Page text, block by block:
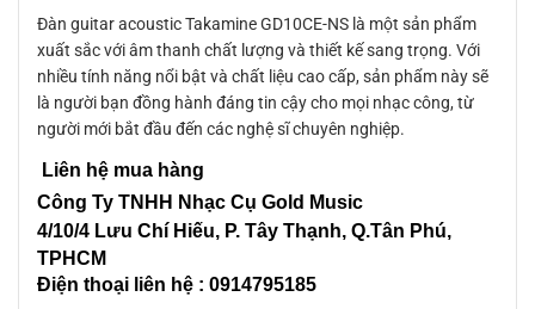
Đàn guitar acoustic Takamine GD10CE-NS là một sản phẩm
xuất sắc với âm thanh chất lượng và thiết kế sang trọng. Với
nhiều tính năng nổi bật và chất liệu cao cấp, sản phẩm này sẽ
là người bạn đồng hành đáng tin cậy cho mọi nhạc công, từ
người mới bắt đầu đến các nghệ sĩ chuyên nghiệp.
Liên hệ mua hàng
Công Ty TNHH Nhạc Cụ Gold Music
4/10/4 Lưu Chí Hiếu, P. Tây Thạnh, Q.Tân Phú,
TPHCM
Điện thoại liên hệ : 0914795185